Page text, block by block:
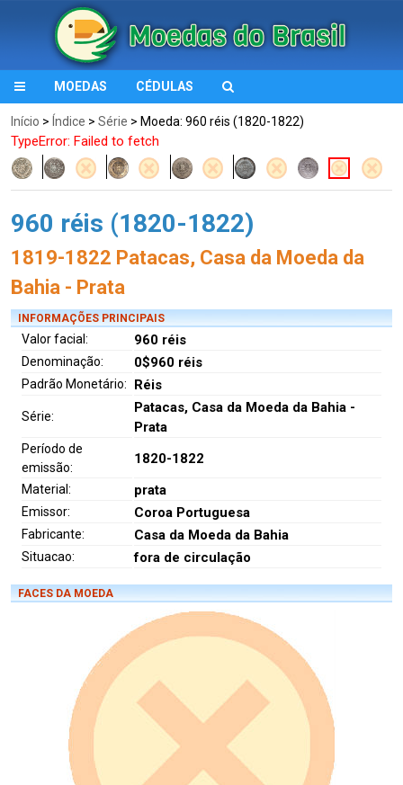
MOEDAS CÉDULAS
Início > Índice > Série > Moeda: 960 réis (1820-1822)
TypeError: Failed to fetch
960 réis (1820-1822)
1819-1822 Patacas, Casa da Moeda da
Bahia - Prata
INFORMAÇÕES PRINCIPAIS
Valor facial: 960 réis
Denominação: 0$960 réis
Padrão Monetário: Réis
Série:
Patacas, Casa da Moeda da Bahia -
Prata
Período de
emissão:
1820-1822
Material: prata
Emissor: Coroa Portuguesa
Fabricante: Casa da Moeda da Bahia
Situacao: fora de circulação
FACES DA MOEDA